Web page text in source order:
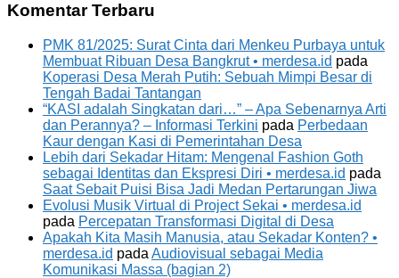
Komentar Terbaru
PMK 81/2025: Surat Cinta dari Menkeu Purbaya untuk
Membuat Ribuan Desa Bangkrut • merdesa.id pada
Koperasi Desa Merah Putih: Sebuah Mimpi Besar di
Tengah Badai Tantangan
“KASI adalah Singkatan dari…” – Apa Sebenarnya Arti
dan Perannya? – Informasi Terkini pada Perbedaan
Kaur dengan Kasi di Pemerintahan Desa
Lebih dari Sekadar Hitam: Mengenal Fashion Goth
sebagai Identitas dan Ekspresi Diri • merdesa.id pada
Saat Sebait Puisi Bisa Jadi Medan Pertarungan Jiwa
Evolusi Musik Virtual di Project Sekai • merdesa.id
pada Percepatan Transformasi Digital di Desa
Apakah Kita Masih Manusia, atau Sekadar Konten? •
merdesa.id pada Audiovisual sebagai Media
Komunikasi Massa (bagian 2)